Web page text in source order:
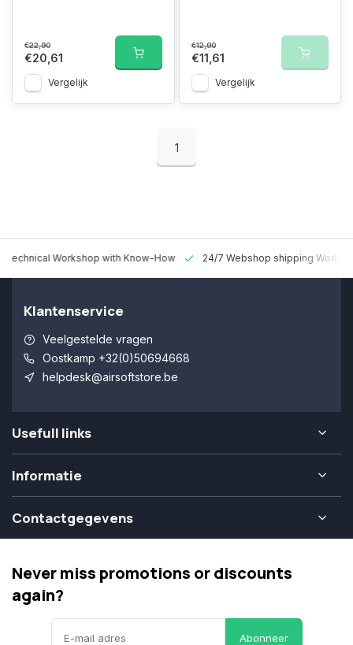
€22,90
€20,61
Vergelijk
€12,90
€11,61
Vergelijk
1
Technical Workshop with Know-How 24/7 Webshop shipping
Klantenservice
Veelgestelde vragen
Oostkamp +32(0)50694668
helpdesk@airsoftstore.be
Usefull links
Informatie
Contactgegevens
Never miss promotions or discounts
again?
Abonneer